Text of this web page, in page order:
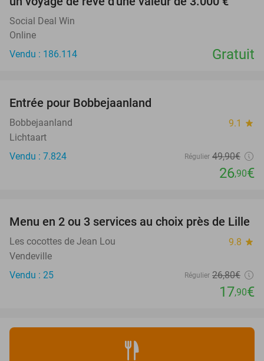
Social Deal Win
Online
Vendu : 186.114
Gratuit
Entrée pour Bobbejaanland
Bobbejaanland 9.1 star
Lichtaart
Vendu : 7.824
Régulier 49,90€
26,90€
33%
Menu en 2 ou 3 services au choix près de Lille
Les cocottes de Jean Lou 9.8 star
Vendeville
Vendu : 25
Régulier 26,80€
17,90€